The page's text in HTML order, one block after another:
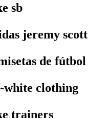
sb
jeremy scott
de fútbol
white clothing
trainers